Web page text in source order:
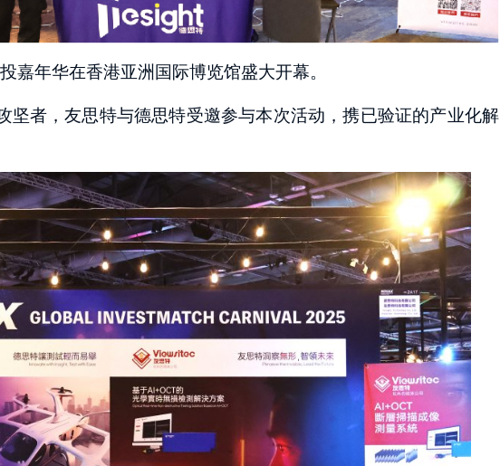
年华在香港亚洲国际博览馆盛大开幕。
坚者，友思特与德思特受邀参与本次活动，携已验证的产业化解